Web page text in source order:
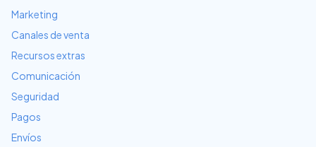
Marketing
Canales de venta
Recursos extras
Comunicación
Seguridad
Pagos
Envíos